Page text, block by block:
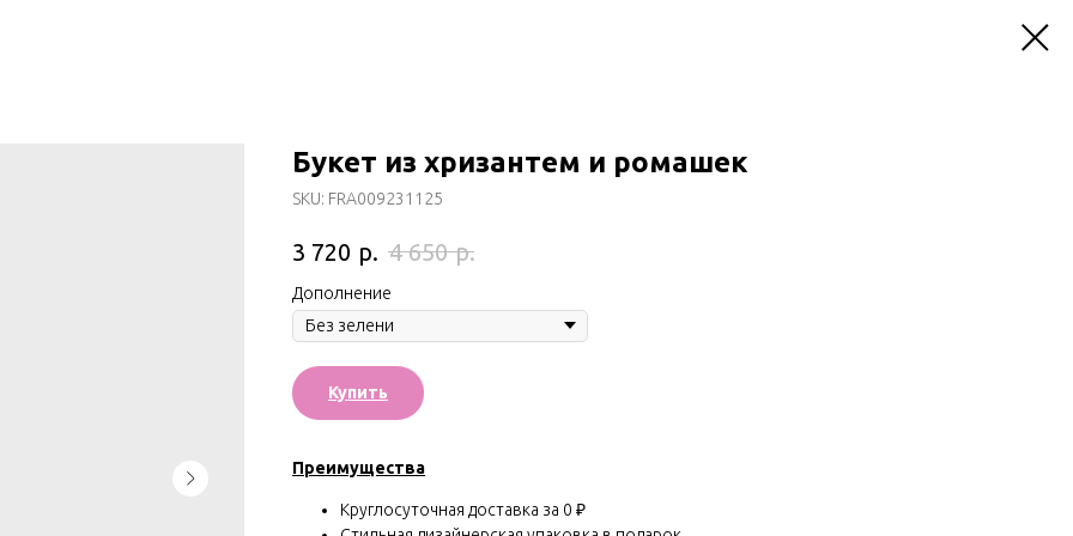
Букет из хризантем и ромашек
SKU: FRA009231125
3 720 р. 4 650 р.
Дополнениe
Купить
Преимущества
Круглосуточная доставка за 0 ₽